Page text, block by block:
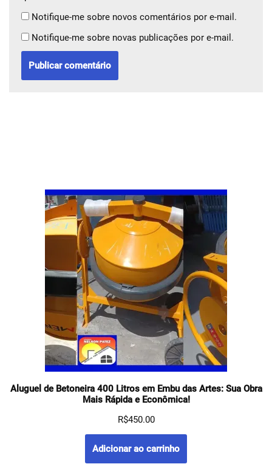
Notifique-me sobre novos comentários por e-mail.
Notifique-me sobre novas publicações por e-mail.
Aluguel de Betoneira 400 Litros em Embu das Artes: Sua Obra
Mais Rápida e Econômica!
R$450.00
Adicionar ao carrinho